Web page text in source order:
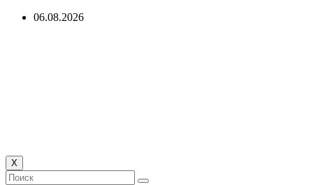
Перейти06.08.2026
X